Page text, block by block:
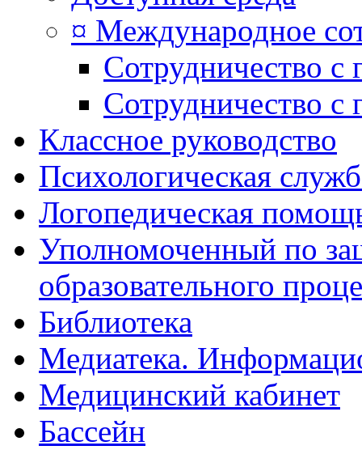
¤ Международное
Сотрудничество
Сотрудничество с
Классное руководство
Психологическая
Логопедическая
Уполномоченный по
образовательного
Библиотека
Медиатека.
Медицинский кабинет
Бассейн